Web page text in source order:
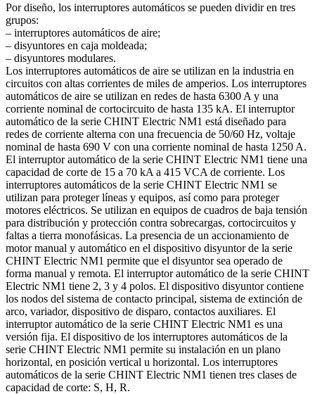
Por diseño, los interruptores automáticos se pueden dividir en tres
grupos:
– interruptores automáticos de aire;
– disyuntores en caja moldeada;
– disyuntores modulares.
Los interruptores automáticos de aire se utilizan en la industria en
circuitos con altas corrientes de miles de amperios. Los interruptores
automáticos de aire se utilizan en redes de hasta 6300 A y una
corriente nominal de cortocircuito de hasta 135 kA. El interruptor
automático de la serie CHINT Electric NM1 está diseñado para
redes de corriente alterna con una frecuencia de 50/60 Hz, voltaje
nominal de hasta 690 V con una corriente nominal de hasta 1250 A.
El interruptor automático de la serie CHINT Electric NM1 tiene una
capacidad de corte de 15 a 70 kA a 415 VCA de corriente. Los
interruptores automáticos de la serie CHINT Electric NM1 se
utilizan para proteger líneas y equipos, así como para proteger
motores eléctricos. Se utilizan en equipos de cuadros de baja tensión
para distribución y protección contra sobrecargas, cortocircuitos y
faltas a tierra monofásicas. La presencia de un accionamiento de
motor manual y automático en el dispositivo disyuntor de la serie
CHINT Electric NM1 permite que el disyuntor sea operado de
forma manual y remota. El interruptor automático de la serie CHINT
Electric NM1 tiene 2, 3 y 4 polos. El dispositivo disyuntor contiene
los nodos del sistema de contacto principal, sistema de extinción de
arco, variador, dispositivo de disparo, contactos auxiliares. El
interruptor automático de la serie CHINT Electric NM1 es una
versión fija. El dispositivo de los interruptores automáticos de la
serie CHINT Electric NM1 permite su instalación en un plano
horizontal, en posición vertical u horizontal. Los interruptores
automáticos de la serie CHINT Electric NM1 tienen tres clases de
capacidad de corte: S, H, R.